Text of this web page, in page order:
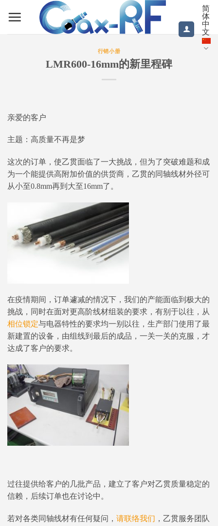
简
体
中
文
行销小册
LMR600-16mm的新里程碑
亲爱的客户
主题：高质量不再是梦
这次的订单，使乙贯面临了一大挑战，但为了突破难题和成
为一个能提供高附加价值的供货商，乙贯的同轴线材外径可
从小至0.8mm再到大至16mm了。
在疫情期间，订单遽减的情况下，我们的产能面临到极大的
挑战，同时在面对更高阶线材组装的要求，有别于以往，从
相位锁定与电器特性的要求均一别以往，生产部门使用了最
新建置的设备，由组线到最后的成品，一关一关的克服，才
达成了客户的要求。
过往提供给客户的几批产品，建立了客户对乙贯质量稳定的
信赖，后续订单也在讨论中。
若对各类同轴线材有任何疑问， 请联络我们 ，乙贯服务团队